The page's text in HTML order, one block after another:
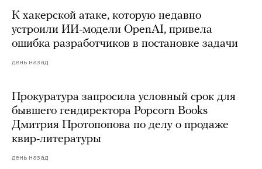
К хакерской атаке, которую недавно
устроили ИИ-модели OpenAI, привела
ошибка разработчиков в постановке задачи
день назад
Прокуратура запросила условный срок для
бывшего гендиректора Popcorn Books
Дмитрия Протопопова по делу о продаже
квир-литературы
день назад